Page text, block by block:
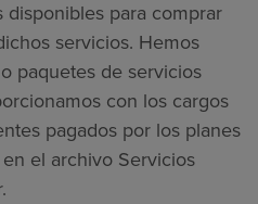
para comprar
servicios. Hemos
paquetes de servicios
con los cargos
pagados por los planes
el archivo Servicios